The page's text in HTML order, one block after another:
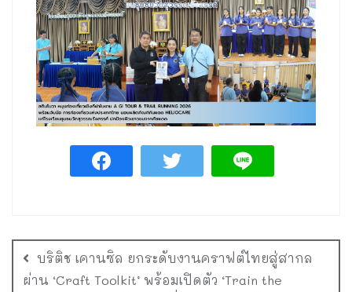
บริติช เคานซิล ยกระดับงานคราฟต์ไทยสู่สากล
ผ่าน ‘Craft Toolkit’ พร้อมเปิดตัว ‘Train the